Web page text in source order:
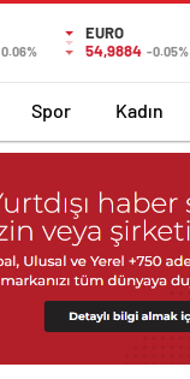
0.06%
EURO
54,9884 -0.05%
Spor Kadın